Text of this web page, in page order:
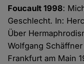
Foucault 1998:
Geschlecht. In:
Über
Wolfgang
Frankfurt am Main